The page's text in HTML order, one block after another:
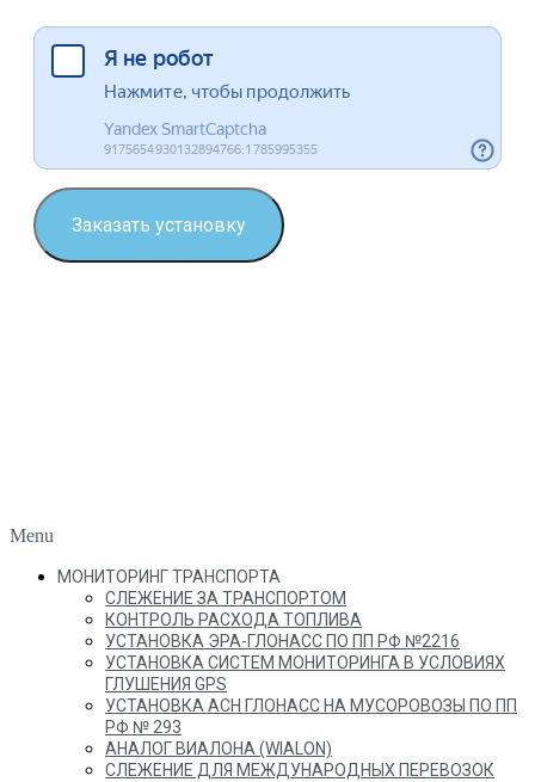
Заказать установку
Menu
МОНИТОРИНГ ТРАНСПОРТА
СЛЕЖЕНИЕ ЗА ТРАНСПОРТОМ
КОНТРОЛЬ РАСХОДА ТОПЛИВА
УСТАНОВКА ЭРА-ГЛОНАСС ПО ПП РФ №2216
УСТАНОВКА СИСТЕМ МОНИТОРИНГА В УСЛОВИЯХ
ГЛУШЕНИЯ GPS
УСТАНОВКА АСН ГЛОНАСС НА МУСОРОВОЗЫ ПО ПП
РФ № 293
АНАЛОГ ВИАЛОНА (WIALON)
СЛЕЖЕНИЕ ДЛЯ МЕЖДУНАРОДНЫХ ПЕРЕВОЗОК